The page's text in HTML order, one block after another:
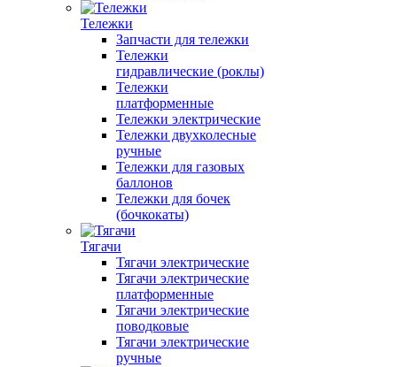
Тележки
Запчасти для тележки
Тележки
гидравлические (роклы)
Тележки
платформенные
Тележки электрические
Тележки двухколесные
ручные
Тележки для газовых
баллонов
Тележки для бочек
(бочкокаты)
Тягачи
Тягачи электрические
Тягачи электрические
платформенные
Тягачи электрические
поводковые
Тягачи электрические
ручные